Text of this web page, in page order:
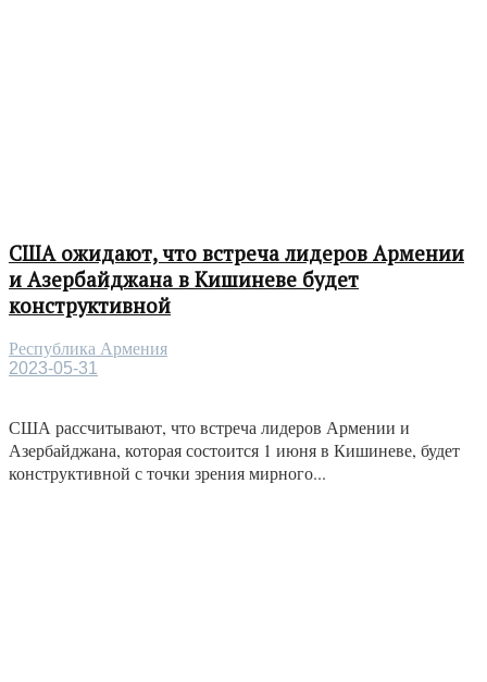
США ожидают, что встреча лидеров Армении
и Азербайджана в Кишиневе будет
конструктивной
Республика Армения
2023-05-31
США рассчитывают, что встреча лидеров Армении и
Азербайджана, которая состоится 1 июня в Кишиневе, будет
конструктивной с точки зрения мирного...